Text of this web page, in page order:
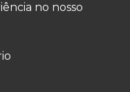
no nosso